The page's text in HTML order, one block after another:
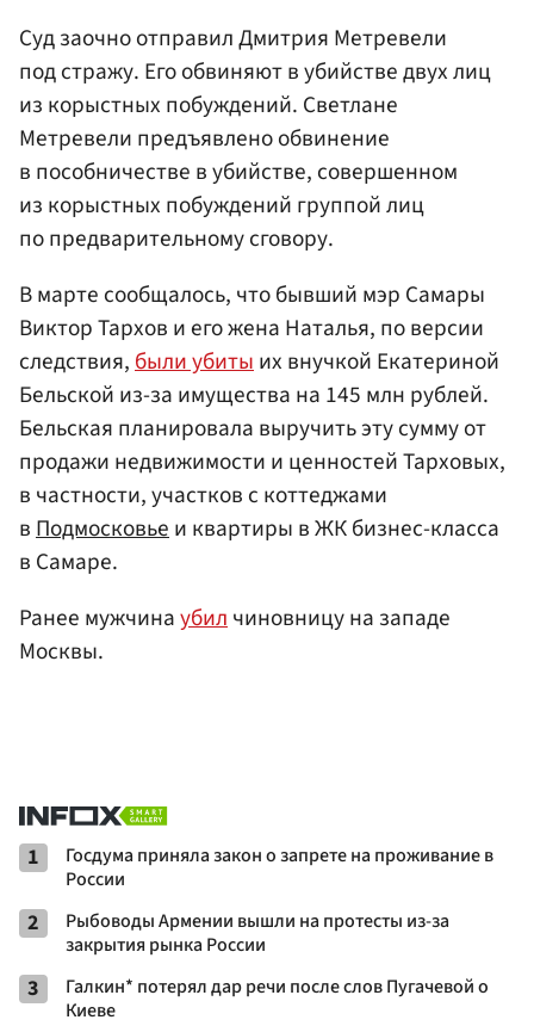
Суд заочно отправил Дмитрия Метревели
под стражу. Его обвиняют в убийстве двух лиц
из корыстных побуждений. Светлане
Метревели предъявлено обвинение
в пособничестве в убийстве, совершенном
из корыстных побуждений группой лиц
по предварительному сговору.
В марте сообщалось, что бывший мэр Самары
Виктор Тархов и его жена Наталья, по версии
следствия,были убитыих внучкой Екатериной
Бельской из-за имущества на 145 млн рублей.
Бельская планировала выручить эту сумму от
продажи недвижимости и ценностей Тарховых,
в частности, участков с коттеджами
вПодмосковьеи квартиры в ЖК бизнес-класса
в Самаре.
Ранее мужчинаубилчиновницу на западе
Москвы.
1
Госдума приняла закон о запрете на проживание в
России
2
Рыбоводы Армении вышли на протесты из-за
закрытия рынка России
3
Галкин* потерял дар речи после слов Пугачевой о
Киеве